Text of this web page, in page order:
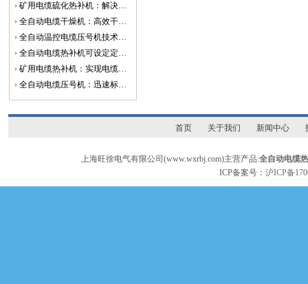
矿用电缆硫化热补机：解决矿山电缆故障的新选择
全自动电缆干燥机：高效干燥，电缆质量
全自动温控电缆压号机技术革新：数字化标识的新趋势
全自动电缆热补机可设定定时功能，实现自动化热补
矿用电缆热补机：实现电缆故障修复的高效装置
全自动电缆压号机：迅速标识电缆的利器
首页 关于我们 新闻中心
上海旺徐电气有限公司(www.wxrbj.com)主营产品:全自动电缆
ICP备案号：沪ICP备